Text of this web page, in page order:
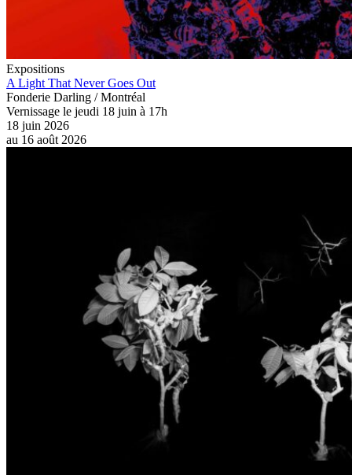
Expositions
A Light That Never Goes Out
Fonderie Darling / Montréal
Vernissage le jeudi 18 juin à 17h
18 juin 2026
au 16 août 2026